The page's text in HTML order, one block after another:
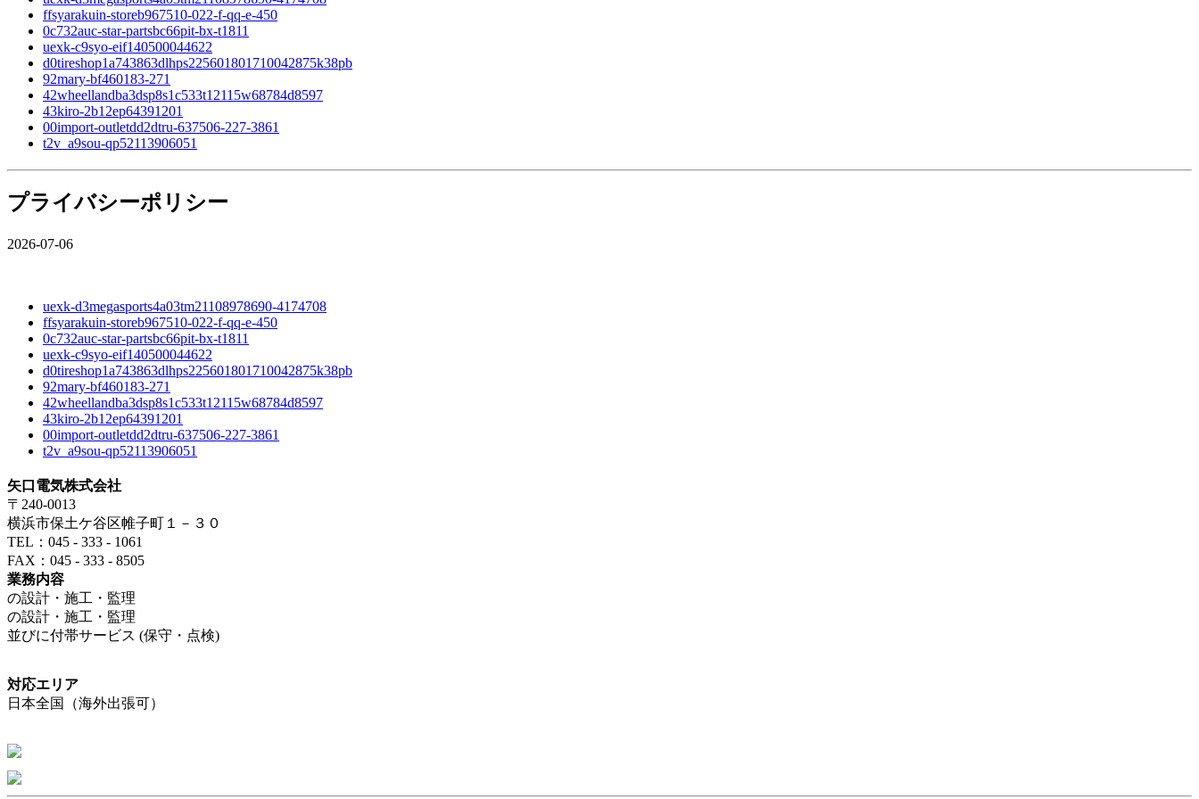
ffsyarakuin-storeb967510-022-f-qq-e-450
0c732auc-star-partsbc66pit-bx-t1811
uexk-c9syo-eif140500044622
d0tireshop1a743863dlhps225601801710042875k38pb
92mary-bf460183-271
42wheellandba3dsp8s1c533t12115w68784d8597
43kiro-2b12ep64391201
00import-outletdd2dtru-637506-227-3861
t2v_a9sou-qp52113906051
プライバシーポリシー
2026-07-06
uexk-d3megasports4a03tm21108978690-4174708
ffsyarakuin-storeb967510-022-f-qq-e-450
0c732auc-star-partsbc66pit-bx-t1811
uexk-c9syo-eif140500044622
d0tireshop1a743863dlhps225601801710042875k38pb
92mary-bf460183-271
42wheellandba3dsp8s1c533t12115w68784d8597
43kiro-2b12ep64391201
00import-outletdd2dtru-637506-227-3861
t2v_a9sou-qp52113906051
矢口電気株式会社
〒240-0013
横浜市保土ケ谷区帷子町１－３０
TEL：045 - 333 - 1061
FAX：045 - 333 - 8505
業務内容
の設計・施工・監理
の設計・施工・監理
並びに付帯サービス (保守・点検)
対応エリア
日本全国（海外出張可）